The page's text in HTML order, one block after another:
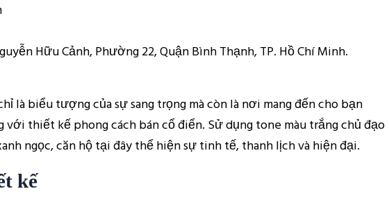
Hữu Cảnh, Phường 22, Quận Bình Thạnh, TP. Hồ Chí Minh.
là biểu tượng của sự sang trọng mà còn là nơi mang đến cho bạn
với thiết kế phong cách bán cổ điển. Sử dụng tone màu trắng chủ đạo
ngọc, căn hộ tại đây thể hiện sự tinh tế, thanh lịch và hiện đại.
kế